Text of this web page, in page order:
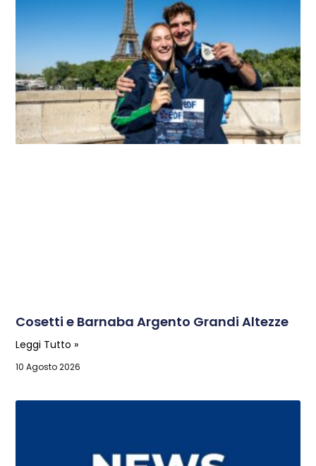
Cosetti e Barnaba Argento Grandi Altezze
Leggi Tutto »
10 Agosto 2026